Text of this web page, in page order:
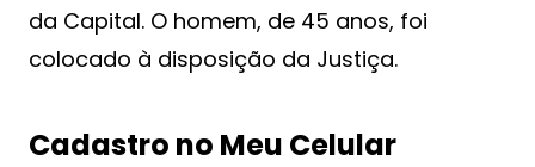
da Capital. O homem, de 45 anos, foi
colocado à disposição da Justiça.
Cadastro no Meu Celular